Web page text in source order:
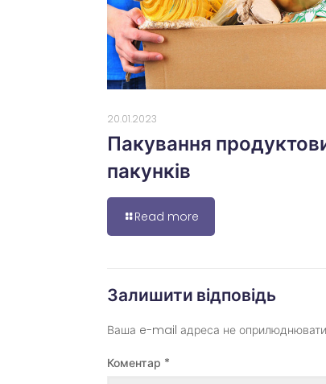
20.01.2023
Пакування
пакунків
Read more
Залишити відповідь
Ваша e-mail адреса не
Коментар *